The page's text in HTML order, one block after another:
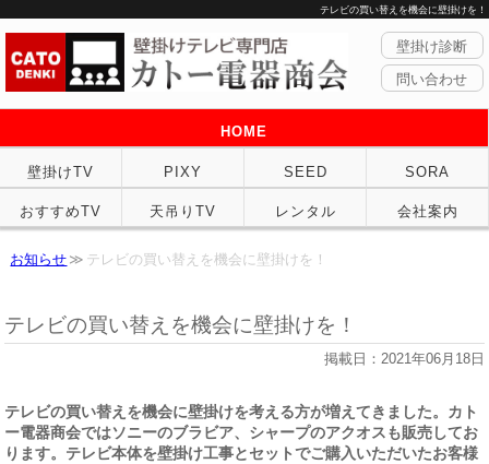
テレビの買い替えを機会に壁掛けを！
壁掛け診断
問い合わせ
HOME
壁掛けTV PIXY SEED SORA
おすすめTV 天吊りTV レンタル 会社案内
お知らせ テレビの買い替えを機会に壁掛けを！
テレビの買い替えを機会に壁掛けを！
掲載日：2021年06月18日
テレビの買い替えを機会に壁掛けを考える方が増えてきました。カト
ー電器商会ではソニーのブラビア、シャープのアクオスも販売してお
ります。テレビ本体を壁掛け工事とセットでご購入いただいたお客様